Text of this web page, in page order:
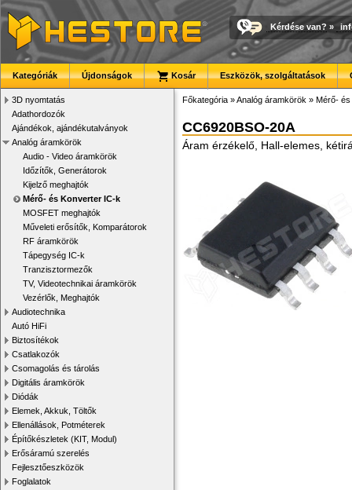
Kérdése van? »
Kategóriák Újdonságok Kosár Eszközök, szolgáltatások
3D nyomtatás
Adathordozók
Ajándékok, ajándékutalványok
Analóg áramkörök
Audio - Video áramkörök
Időzítők, Generátorok
Kijelző meghajtók
Mérő- és Konverter IC-k
MOSFET meghajtók
Műveleti erősítők, Komparátorok
RF áramkörök
Tápegység IC-k
Tranzisztormezők
TV, Videotechnikai áramkörök
Vezérlők, Meghajtók
Audiotechnika
Autó HiFi
Biztosítékok
Csatlakozók
Csomagolás és tárolás
Digitális áramkörök
Diódák
Elemek, Akkuk, Töltők
Ellenállások, Potméterek
Építőkészletek (KIT, Modul)
Erősáramú szerelés
Fejlesztőeszközök
Foglalatok
Főkategória »Analóg áramkörök » Mérő-
CC6920BSO-20A
Áram érzékelő, Hall-elemes,